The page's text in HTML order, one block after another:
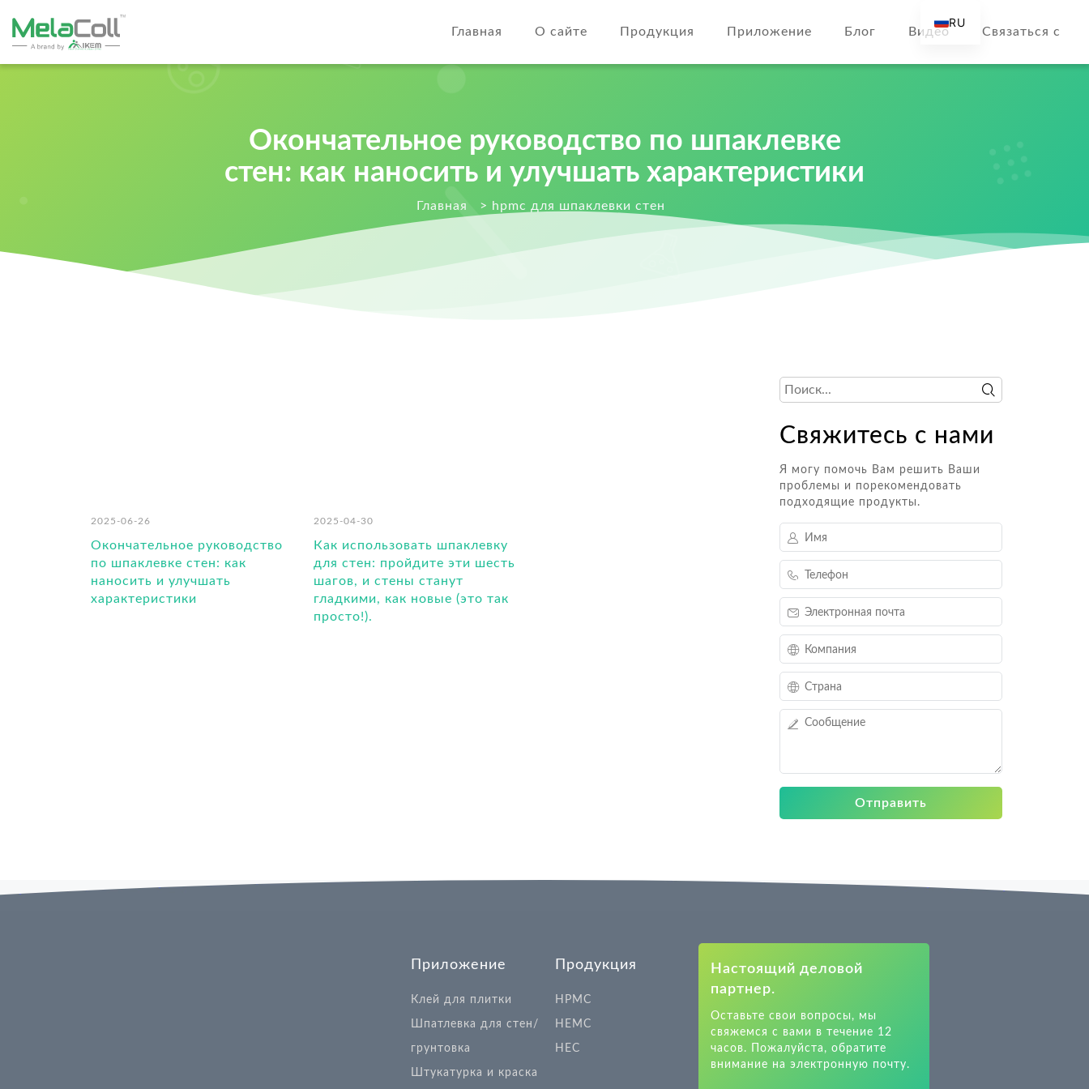
Главная О сайте Продукция Приложение Блог Видео Связаться с
Окончательное руководство по шпаклевке
стен: как наносить и улучшать характеристики
Главная > hpmc для шпаклевки стен
2025-06-26
Окончательное руководство
по шпаклевке стен: как
наносить и улучшать
характеристики
2025-04-30
Как использовать шпаклевку
для стен: пройдите эти шесть
шагов, и стены станут
гладкими, как новые (это так
просто!).
Свяжитесь с нами
Я могу помочь Вам решить Ваши
проблемы и порекомендовать
подходящие продукты.
Отправить
Приложение
Клей для плитки
Шпатлевка для стен/
грунтовка
Штукатурка и краска
Продукция
HPMC
HEMC
HEC
Настоящий деловой
партнер.
Оставьте свои вопросы, мы
свяжемся с вами в течение 12
часов. Пожалуйста, обратите
внимание на электронную почту.
RU
FI